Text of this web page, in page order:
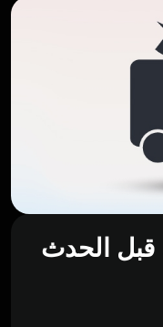
قبل الحدث